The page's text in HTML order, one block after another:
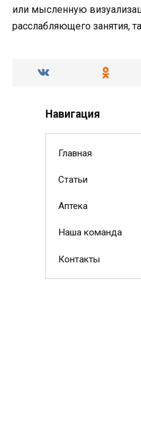
или мысленную
расслабляющего занятия,
Навигация
Главная
Статьи
Аптека
Наша команда
Контакты